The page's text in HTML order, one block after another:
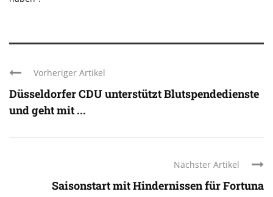
Vorheriger Artikel
Düsseldorfer CDU unterstützt Blutspendedienste
und geht mit ...
Nächster Artikel
Saisonstart mit Hindernissen für Fortuna